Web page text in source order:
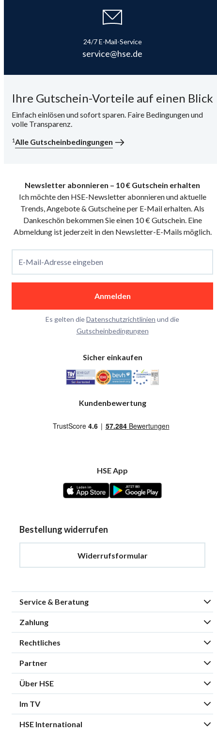
24/7 E-Mail-Service
service@hse.de
Ihre Gutschein-Vorteile auf einen Blick
Einfach einlösen und sofort sparen. Faire Bedingungen und
volle Transparenz.
1Alle Gutscheinbedingungen
Newsletter abonnieren – 10 € Gutschein erhalten
Ich möchte den HSE-Newsletter abonnieren und aktuelle
Trends, Angebote & Gutscheine per E-Mail erhalten. Als
Dankeschön bekommen Sie einen 10 € Gutschein. Eine
Abmeldung ist jederzeit in den Newsletter-E-Mails möglich.
E-Mail-Adresse eingeben
Anmelden
Es gelten dieDatenschutzrichtlinien und die
Gutscheinbedingungen
Sicher einkaufen
Kundenbewertung
HSE App
Bestellung widerrufen
Widerrufsformular
Service & Beratung
Zahlung
Rechtliches
Partner
Über HSE
Im TV
HSE International